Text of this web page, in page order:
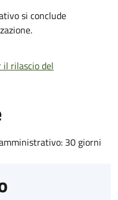
si conclude
il rilascio del
30 giorni